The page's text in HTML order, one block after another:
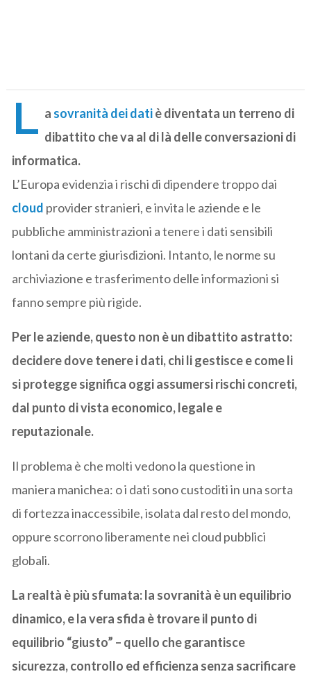
L a sovranità dei datiè diventata un terreno di
dibattito che va al di là delle conversazioni di
informatica.
L’Europa evidenzia i rischi di dipendere troppo dai
cloud provider stranieri, e invita le aziende e le
pubbliche amministrazioni a tenere i dati sensibili
lontani da certe giurisdizioni. Intanto, le norme su
archiviazione e trasferimento delle informazioni si
fanno sempre più rigide.
Per le aziende, questo non è un dibattito astratto:
decidere dove tenere i dati, chi li gestisce e come li
si protegge significa oggi assumersi rischi concreti,
dal punto di vista economico, legale e
reputazionale.
Il problema è che molti vedono la questione in
maniera manichea: o i dati sono custoditi in una sorta
di fortezza inaccessibile, isolata dal resto del mondo,
oppure scorrono liberamente nei cloud pubblici
globali.
La realtà è più sfumata: la sovranità è un equilibrio
dinamico, e la vera sfida è trovare il punto di
equilibrio “giusto” – quello che garantisce
sicurezza, controllo ed efficienza senza sacrificare